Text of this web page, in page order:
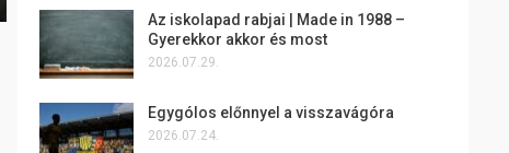
Az iskolapad rabjai | Made in 1988 –
Gyerekkor akkor és most
2026.07.29.
Egygólos előnnyel a visszavágóra
2026.07.24.